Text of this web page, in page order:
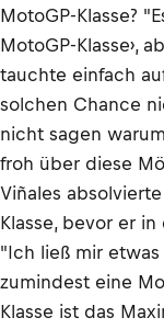
MotoGP-Klasse?
MotoGP-Klasse›,
tauchte einfach
solchen Chance
nicht sagen
froh über diese
Viñales
Klasse, bevor er
"Ich ließ mir
zumindest eine
Klasse ist das